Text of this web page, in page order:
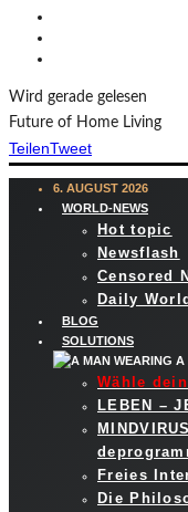
Wird gerade gelesen
Future of Home Living
TeilenTweet
6. AUGUST 2026
WORLD-NEWS
Hot topic
Newsflash
Censored
Daily
BLOG
SOLUTIONS
Wähle
LEBEN –
Freies
Die